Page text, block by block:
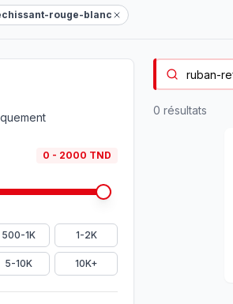
rouge-blanc
0 - 2000 TND
500-1K 1-2K
5-10K 10K+
0 résultats